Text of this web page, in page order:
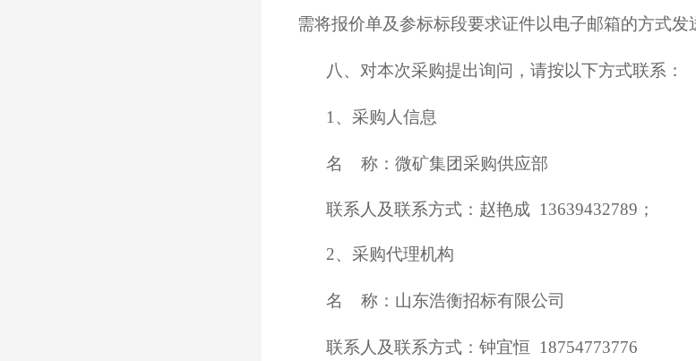
需将报价单及参标标段要求证件以电子邮箱的方式发
八、对本次采购提出询问，请按以下方式联系：
1、采购人信息
名 称：微矿集团采购供应部
联系人及联系方式：赵艳成 13639432789；
2、采购代理机构
名 称：山东浩衡招标有限公司
联系人及联系方式：钟宜恒 18754773776